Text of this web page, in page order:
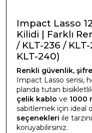
Impact Lasso
Kilidi | Farklı
/ KLT-236 /
KLT-240)
Renkli güvenlik,
Impact Lasso serisi,
planda tutan
çelik kablo ve 1000
sabitlemek için ideal
seçenekleri ile
koruyabilirsiniz.